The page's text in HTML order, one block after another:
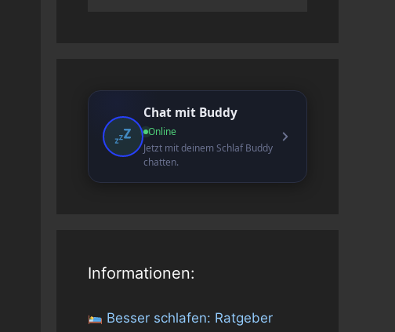
Chat mit Buddy
Online
Jetzt mit deinem Schlaf Buddy
chatten.
Informationen:
Besser schlafen: Ratgeber